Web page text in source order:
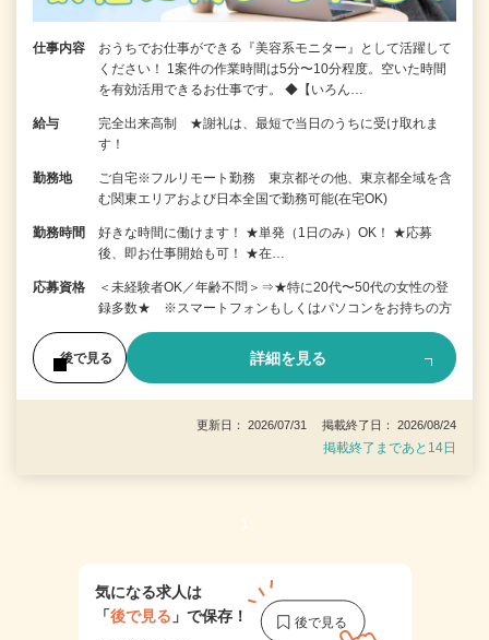
仕事内容
おうちでお仕事ができる『美容系モニター』として活躍して
ください！ 1案件の作業時間は5分〜10分程度。空いた時間
を有効活用できるお仕事です。 ◆【いろん…
給与
完全出来高制 ★謝礼は、最短で当日のうちに受け取れま
す！
勤務地
ご自宅※フルリモート勤務 東京都その他、東京都全域を含
む関東エリアおよび日本全国で勤務可能(在宅OK)
勤務時間
好きな時間に働けます！ ★単発（1日のみ）OK！ ★応募
後、即お仕事開始も可！ ★在…
応募資格
＜未経験者OK／年齢不問＞⇒★特に20代〜50代の女性の登
録多数★ ※スマートフォンもしくはパソコンをお持ちの方
後で見る 詳細を見る
更新日： 2026/07/31 掲載終了日： 2026/08/24
掲載終了まであと14日
1
気になる求人は
「後で見る 」で保存！